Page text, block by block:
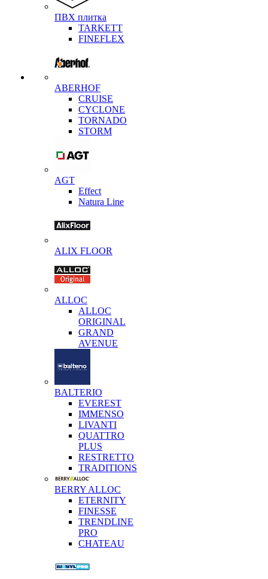
ПВХ плитка
TARKETT
FINEFLEX
ABERHOF
CRUISE
CYCLONE
TORNADO
STORM
AGT
Effect
Natura Line
ALIX FLOOR
ALLOC
ALLOC
ORIGINAL
GRAND
AVENUE
BALTERIO
EVEREST
IMMENSO
LIVANTI
QUATTRO
PLUS
RESTRETTO
TRADITIONS
BERRY ALLOC
ETERNITY
FINESSE
TRENDLINE
PRO
CHATEAU